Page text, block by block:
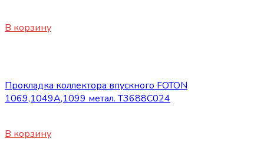
В корзину
Прокладка коллектора впускного FOTON
1069,1049А,1099 метал. Т3688C024
В корзину